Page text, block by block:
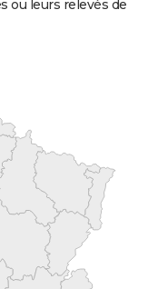
ou leurs relevés de